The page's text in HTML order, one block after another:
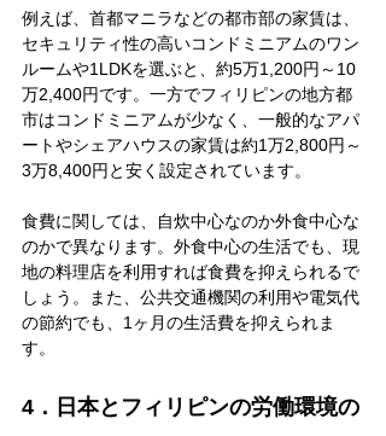
例えば、首都マニラなどの都市部の家賃は、
セキュリティ性の高いコンドミニアムのワン
ルームや1LDKを選ぶと、約5万1,200円～10
万2,400円です。一方でフィリピンの地方都
市はコンドミニアムが少なく、一般的なアパ
ートやシェアハウスの家賃は約1万2,800円～
3万8,400円と安く設定されています。
食費に関しては、自炊中心なのか外食中心な
のかで異なります。外食中心の生活でも、現
地の料理店を利用すれば食費を抑えられるで
しょう。また、公共交通機関の利用や電気代
の節約でも、1ヶ月の生活費を抑えられま
す。
4．日本とフィリピンの労働環境の